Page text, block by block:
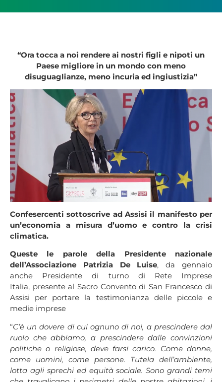
“Ora tocca a noi rendere ai nostri figli e nipoti un
Paese migliore in un mondo con meno
disuguaglianze, meno incuria ed ingiustizia”
Confesercenti sottoscrive ad Assisi il manifesto per
un’economia a misura d’uomo e contro la crisi
climatica.
Queste le parole della Presidente nazionale
dell’Associazione Patrizia De Luise, da gennaio
anche Presidente di turno di Rete Imprese
Italia, presente al Sacro Convento di San Francesco di
Assisi per portare la testimonianza delle piccole e
medie imprese
“C’è un dovere di cui ognuno di noi, a prescindere dal
ruolo che abbiamo, a prescindere dalle convinzioni
politiche o religiose, deve farsi carico. Come donne,
come uomini, come persone. Tutela dell’ambiente,
lotta agli sprechi ed equità sociale. Sono grandi temi